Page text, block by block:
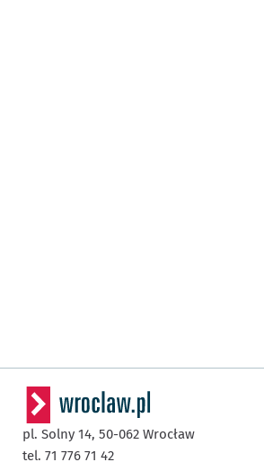
pl. Solny 14, 50-062 Wrocław
tel. 71 776 71 42